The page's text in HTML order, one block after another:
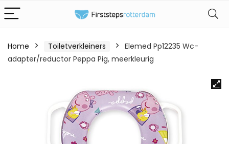
Home Toiletverkleiners
Elemed Pp12235 Wc-
adapter/reductor Peppa Pig, meerkleurig